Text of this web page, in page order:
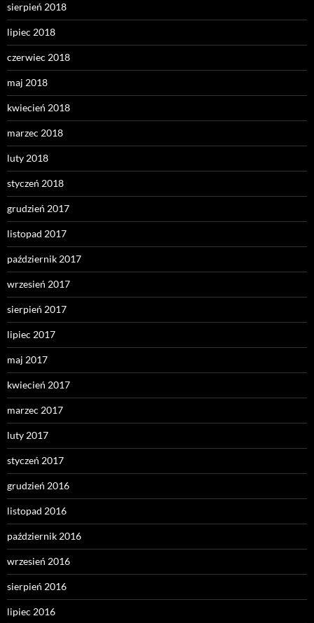
sierpień 2018
lipiec 2018
czerwiec 2018
maj 2018
kwiecień 2018
marzec 2018
luty 2018
styczeń 2018
grudzień 2017
listopad 2017
październik 2017
wrzesień 2017
sierpień 2017
lipiec 2017
maj 2017
kwiecień 2017
marzec 2017
luty 2017
styczeń 2017
grudzień 2016
listopad 2016
październik 2016
wrzesień 2016
sierpień 2016
lipiec 2016